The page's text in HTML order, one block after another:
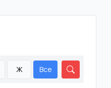
Ж Все